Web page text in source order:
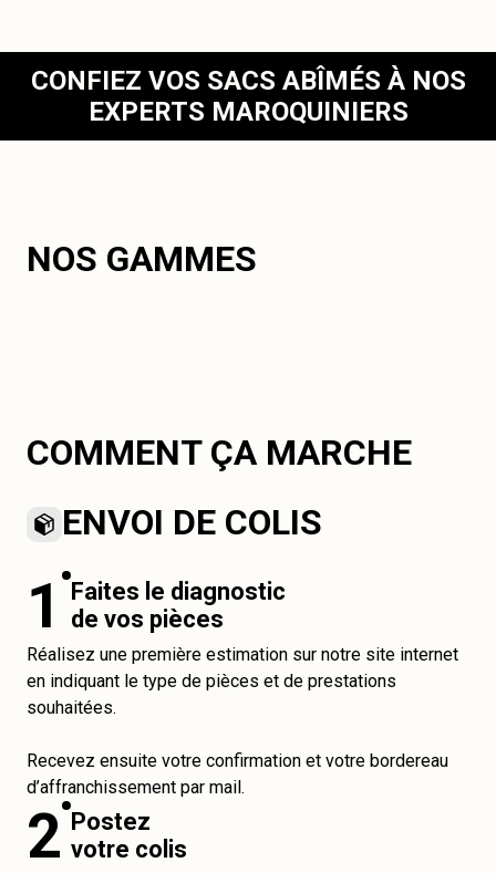
CONFIEZ VOS SACS ABÎMÉS À NOS
EXPERTS MAROQUINIERS
NOS GAMMES
COMMENT ÇA MARCHE
ENVOI DE COLIS
1
Faites le diagnostic
de vos pièces
Réalisez une première estimation sur notre site internet
en indiquant le type de pièces et de prestations
souhaitées.
Recevez ensuite votre confirmation et votre bordereau
d’affranchissement par mail.
2 Postez
votre colis